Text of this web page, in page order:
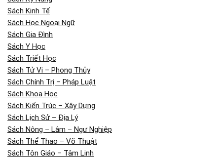
Sách Kinh Tế
Sách Học Ngoại Ngữ
Sách Gia Đình
Sách Y Học
Sách Triết Học
Sách Tử Vi – Phong Thủy
Sách Chính Trị – Pháp Luật
Sách Khoa Học
Sách Kiến Trúc – Xây Dựng
Sách Lịch Sử – Địa Lý
Sách Nông – Lâm – Ngư Nghiệp
Sách Thể Thao – Võ Thuật
Sách Tôn Giáo – Tâm Linh